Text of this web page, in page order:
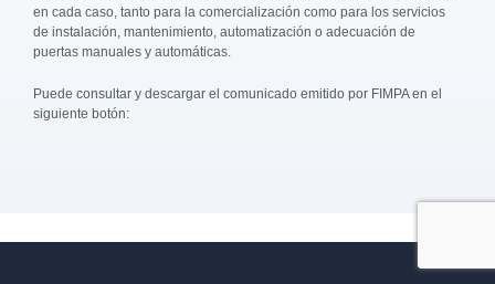
en cada caso, tanto para la comercialización como para los servicios
de instalación, mantenimiento, automatización o adecuación de
puertas manuales y automáticas.
Puede consultar y descargar el comunicado emitido por FIMPA en el
siguiente botón: